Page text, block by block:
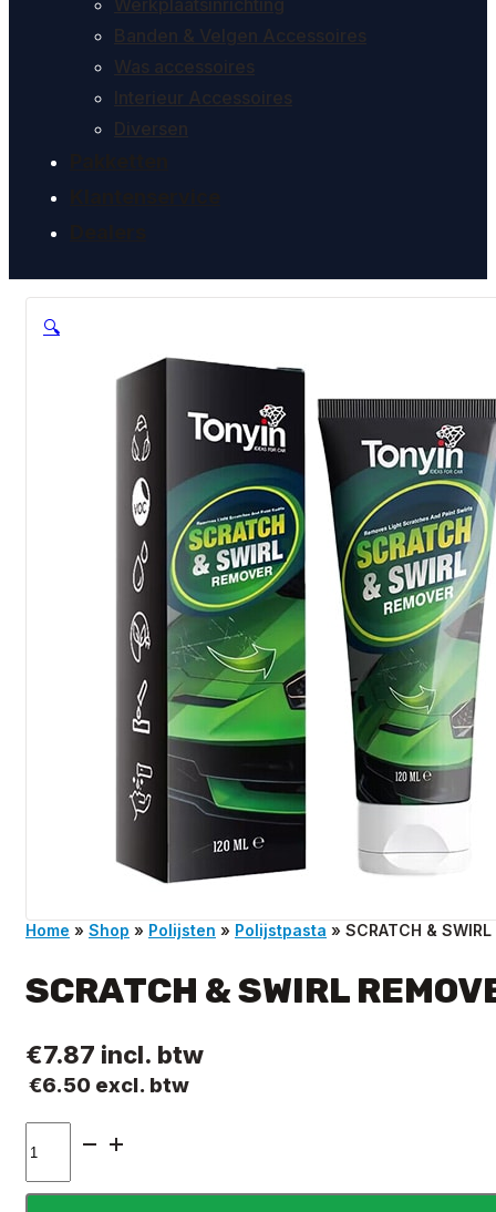
Werkplaatsinrichting
Banden & Velgen Accessoires
Was accessoires
Interieur Accessoires
Diversen
🔍
Home » Shop » Polijsten » Polijstpasta » SCRATCH &
SCRATCH & SWIRL
€7.87 incl. btw
€6.50 excl. btw
&
SWIRL
REMOVER